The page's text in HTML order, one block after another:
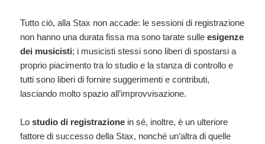
Tutto ciò, alla Stax non accade: le sessioni di registrazione
non hanno una durata fissa ma sono tarate sulleesigenze
dei musicisti; i musicisti stessi sono liberi di spostarsi a
proprio piacimento tra lo studio e la stanza di controllo e
tutti sono liberi di fornire suggerimenti e contributi,
lasciando molto spazio all’improvvisazione.
Lostudio di registrazione in sé, inoltre, è un ulteriore
fattore di successo della Stax, nonché un’altra di quelle